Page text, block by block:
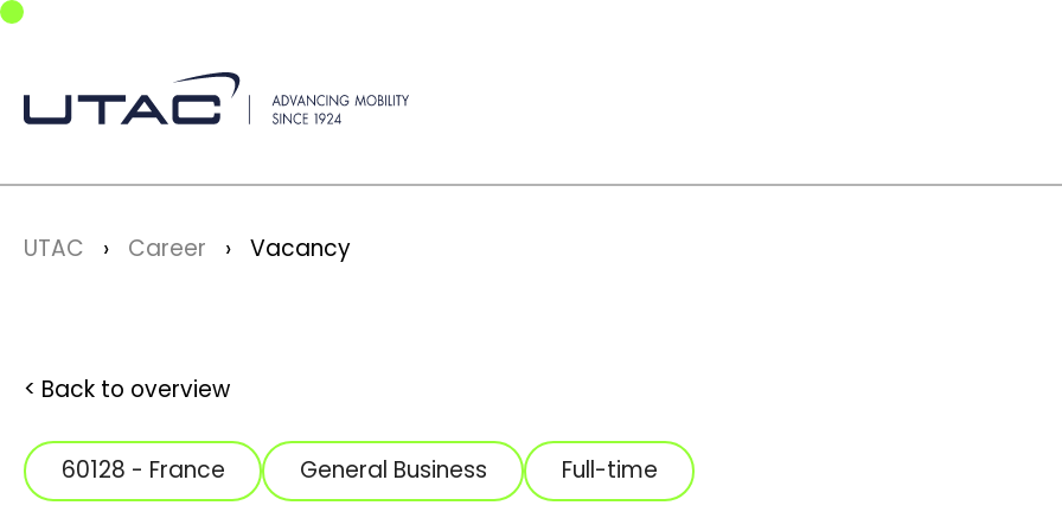
Skip to main navigation
Skip to main content
Skip to page footer
You are here:
UTAC Career Vacancy
Back to overview
60128 - France General Business Full-time